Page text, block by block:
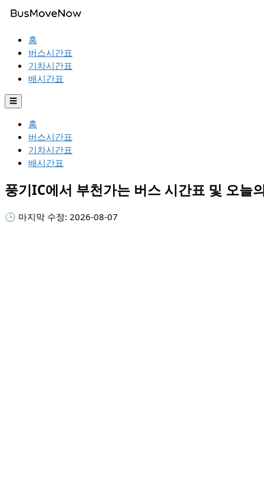
홈
버스시간표
기차시간표
배시간표
☰
홈
버스시간표
기차시간표
배시간표
풍기IC에서 부천가는 버스 시간표 및 오늘
🕒 마지막 수정: 2026-08-07